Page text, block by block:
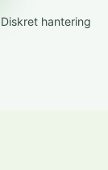
hantering